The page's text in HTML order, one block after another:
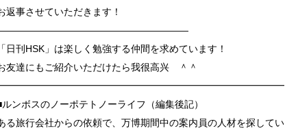
返事させていただきます！
「日刊HSK」は楽しく勉強する仲間を求めています！
友達にもご紹介いただけたら我很高兴 ＾＾
ルンボスのノーポテトノーライフ（編集後記）
る旅行会社からの依頼で、万博期間中の案内員の人材を探してい